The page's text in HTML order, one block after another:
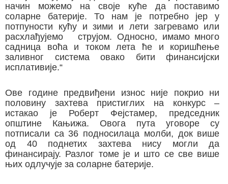
начин можемо на своје куће да поставимо
соларне батерије. То нам је потребно јер у
потпуности кућу и зими и лети загревамо или
расхлађујемо струјом. Односно, имамо много
садница воћа и током лета ће и коришћење
заливног система овако бити финансијски
исплативије.“
Ове године предвиђени износ није покрио ни
половину захтева пристиглих на конкурс –
истакао је Роберт Фејстамер, председник
општине Кањижа. Овога пута уговоре су
потписали са 36 подносилаца молби, док више
од 40 поднетих захтева нису могли да
финансирају. Разлог томе је и што се све више
њих одлучује за соларне батерије.